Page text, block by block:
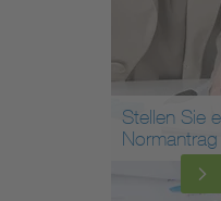
Stellen Sie
Normantrag